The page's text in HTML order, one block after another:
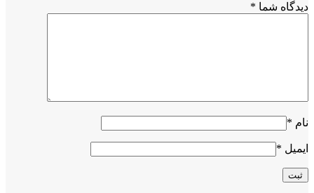
دیدگاه شما *
نام *
ایمیل *